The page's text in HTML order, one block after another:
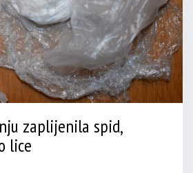
zaplijenila spid,
lice